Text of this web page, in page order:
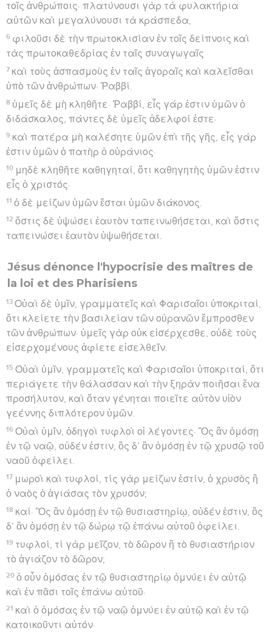
τοῖς ἀνθρώποις· πλατύνουσι γὰρ τὰ φυλακτήρια
αὐτῶν καὶ μεγαλύνουσι τὰ κράσπεδα,
6 φιλοῦσι δὲ τὴν πρωτοκλισίαν ἐν τοῖς δείπνοις καὶ
τὰς πρωτοκαθεδρίας ἐν ταῖς συναγωγαῖς
7 καὶ τοὺς ἀσπασμοὺς ἐν ταῖς ἀγοραῖς καὶ καλεῖσθαι
ὑπὸ τῶν ἀνθρώπων· Ῥαββί.
8 ὑμεῖς δὲ μὴ κληθῆτε· Ῥαββί, εἷς γάρ ἐστιν ὑμῶν ὁ
διδάσκαλος, πάντες δὲ ὑμεῖς ἀδελφοί ἐστε·
9 καὶ πατέρα μὴ καλέσητε ὑμῶν ἐπὶ τῆς γῆς, εἷς γάρ
ἐστιν ὑμῶν ὁ πατὴρ ὁ οὐράνιος·
10 μηδὲ κληθῆτε καθηγηταί, ὅτι καθηγητὴς ὑμῶν ἐστιν
εἷς ὁ χριστός·
11 ὁ δὲ μείζων ὑμῶν ἔσται ὑμῶν διάκονος.
12 ὅστις δὲ ὑψώσει ἑαυτὸν ταπεινωθήσεται, καὶ ὅστις
ταπεινώσει ἑαυτὸν ὑψωθήσεται.
Jésus dénonce l'hypocrisie des maîtres de
la loi et des Pharisiens
13 Οὐαὶ δὲ ὑμῖν, γραμματεῖς καὶ Φαρισαῖοι ὑποκριταί,
ὅτι κλείετε τὴν βασιλείαν τῶν οὐρανῶν ἔμπροσθεν
τῶν ἀνθρώπων· ὑμεῖς γὰρ οὐκ εἰσέρχεσθε, οὐδὲ τοὺς
εἰσερχομένους ἀφίετε εἰσελθεῖν.
15 Οὐαὶ ὑμῖν, γραμματεῖς καὶ Φαρισαῖοι ὑποκριταί, ὅτι
περιάγετε τὴν θάλασσαν καὶ τὴν ξηρὰν ποιῆσαι ἕνα
προσήλυτον, καὶ ὅταν γένηται ποιεῖτε αὐτὸν υἱὸν
γεέννης διπλότερον ὑμῶν.
16 Οὐαὶ ὑμῖν, ὁδηγοὶ τυφλοὶ οἱ λέγοντες· Ὃς ἂν ὀμόσῃ
ἐν τῷ ναῷ, οὐδέν ἐστιν, ὃς δ’ ἂν ὀμόσῃ ἐν τῷ χρυσῷ τοῦ
ναοῦ ὀφείλει.
17 μωροὶ καὶ τυφλοί, τίς γὰρ μείζων ἐστίν, ὁ χρυσὸς ἢ
ὁ ναὸς ὁ ἁγιάσας τὸν χρυσόν;
18 καί· Ὃς ἂν ὀμόσῃ ἐν τῷ θυσιαστηρίῳ, οὐδέν ἐστιν, ὃς
δ’ ἂν ὀμόσῃ ἐν τῷ δώρῳ τῷ ἐπάνω αὐτοῦ ὀφείλει.
19 τυφλοί, τί γὰρ μεῖζον, τὸ δῶρον ἢ τὸ θυσιαστήριον
τὸ ἁγιάζον τὸ δῶρον;
20 ὁ οὖν ὀμόσας ἐν τῷ θυσιαστηρίῳ ὀμνύει ἐν αὐτῷ
καὶ ἐν πᾶσι τοῖς ἐπάνω αὐτοῦ·
21 καὶ ὁ ὀμόσας ἐν τῷ ναῷ ὀμνύει ἐν αὐτῷ καὶ ἐν τῷ
κατοικοῦντι αὐτόν·